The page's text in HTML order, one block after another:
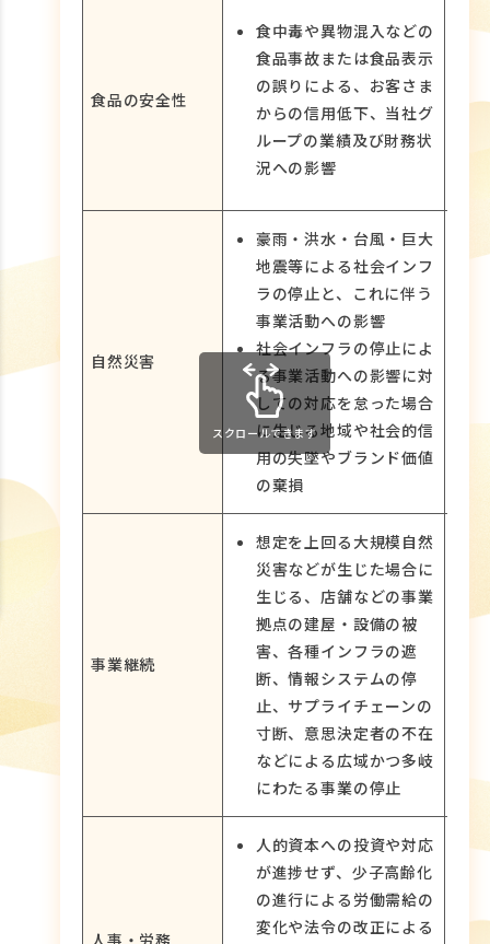
食品の安全性
食中毒や異物混入などの
食品事故または食品表示
の誤りによる、お客さま
からの信用低下、当社グ
ループの業績及び財務状
況への影響
自然災害
豪雨・洪水・台風・巨大
地震等による社会インフ
ラの停止と、これに伴う
事業活動への影響
社会インフラの停止によ
る事業活動への影響に対
しての対応を怠った場合
に生じる地域や社会的信
用の失墜やブランド価値
の棄損
事業継続
想定を上回る大規模自然
災害などが生じた場合に
生じる、店舗などの事業
拠点の建屋・設備の被
害、各種インフラの遮
断、情報システムの停
止、サプライチェーンの
寸断、意思決定者の不在
などによる広域かつ多岐
にわたる事業の停止
人事・労務
人的資本への投資や対応
が進捗せず、少子高齢化
の進行による労働需給の
変化や法令の改正による
スクロールできます